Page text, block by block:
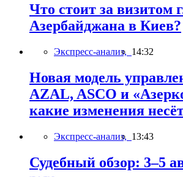
Что стоит за
Азербайджана в Киев?
Экспресс-анализ, 14:32
Новая модель
AZAL, ASCO и
какие изменения
Экспресс-анализ, 13:43
Судебный обзор: 3–5